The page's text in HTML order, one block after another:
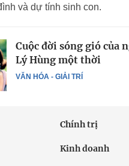
và dự tính sinh con.
VĂN HÓA - GIẢI TRÍ
Cuộc đời sóng gió của
Lý Hùng một thời
Chính trị
Kinh doanh